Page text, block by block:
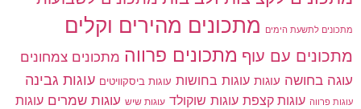
מתכונים לתשעת הימים מתכונים מהירים וקלים
מתכונים עם עוף מתכונים פרווה מתכונים צמחונים
עוגה בחושה עוגות עוגות בחושות עוגות ביסקוויטים עוגות גבינה
עוגות פרווה עוגות קצפת עוגות שוקולד עוגות שיש עוגות שמרים עוגות